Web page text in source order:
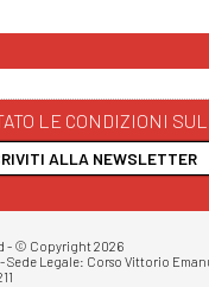
LE CONDIZIONI
ALLA NEWSLETTER
- © Copyright 2026
Sede Legale: Corso Vittorio